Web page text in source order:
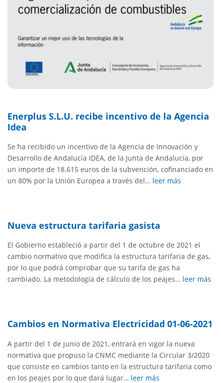
Enerplus S.L.U. recibe incentivo de la Agencia
Idea
Se ha recibido un incentivo de la Agencia de Innovación y
Desarrollo de Andalucía IDEA, de la Junta de Andalucía, por
un importe de 18.615 euros de la subvención, cofinanciado en
un 80% por la Unión Europea a través del… leer más
Nueva estructura tarifaria gasista
El Gobierno estableció a partir del 1 de octubre de 2021 el
cambio normativo que modifica la estructura tarifaria de gas,
por lo que podrá comprobar que su tarifa de gas ha
cambiado. La metodología de cálculo de los peajes… leer más
Cambios en Normativa Electricidad 01-06-2021
A partir del 1 de junio de 2021, entrará en vigor la nueva
normativa que propuso la CNMC mediante la Circular 3/2020
que consiste en cambios tanto en la estructura tarifaria como
en los peajes por lo que dará lugar… leer más